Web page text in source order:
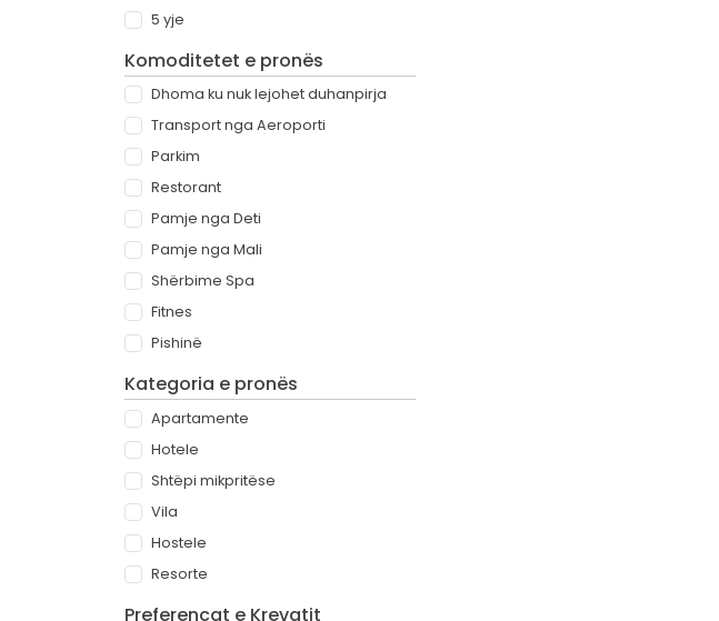
5 yje
Komoditetet e pronës
Dhoma ku nuk lejohet duhanpirja
Transport nga Aeroporti
Parkim
Restorant
Pamje nga Deti
Pamje nga Mali
Shërbime Spa
Fitnes
Pishinë
Kategoria e pronës
Apartamente
Hotele
Shtëpi mikpritëse
Vila
Hostele
Resorte
Preferencat e Krevatit